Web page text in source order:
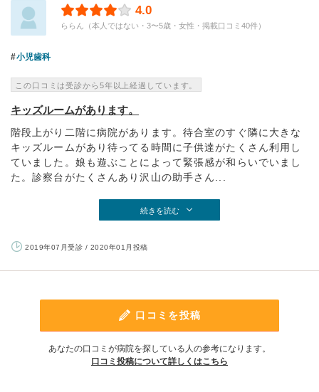
4.0
ららん（本人ではない・3〜5歳・女性・掲載口コミ40件）
小児歯科
この口コミは受診から5年以上経過しています。
キッズルームがあります。
階段上がり二階に病院があります。待合室のすぐ隣に大きな
キッズルームがあり待ってる時間に子供達がたくさん利用し
ていました。娘も遊ぶことによって緊張感が和らいでいまし
た。診察台がたくさんあり沢山の助手さん...
続きを読む
2019年07月受診 / 2020年01月投稿
口コミを投稿
あなたの口コミが病院を探している人の参考になります。
口コミ投稿について詳しくはこちら